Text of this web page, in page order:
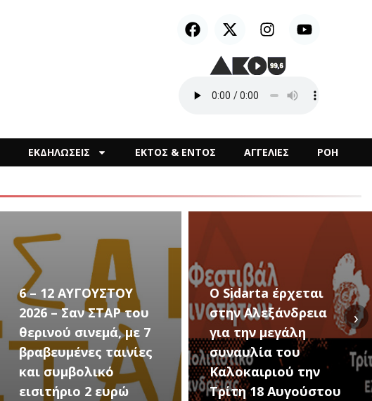
ΕΚΔΗΛΩΣΕΙΣ ΕΚΤΟΣ & ΕΝΤΟΣ ΑΓΓΕΛΙΕΣ ΡΟΗ
6 – 12 ΑΥΓΟΥΣΤΟΥ
2026 – Σαν ΣΤΑΡ του
θερινού σινεμά, με 7
βραβευμένες ταινίες
και συμβολικό
εισιτήριο 2 ευρώ
Ο Sidarta έρχεται
στην Αλεξάνδρεια
για την μεγάλη
συναυλία του
Καλοκαιριού την
Τρίτη 18 Αυγούστου
›